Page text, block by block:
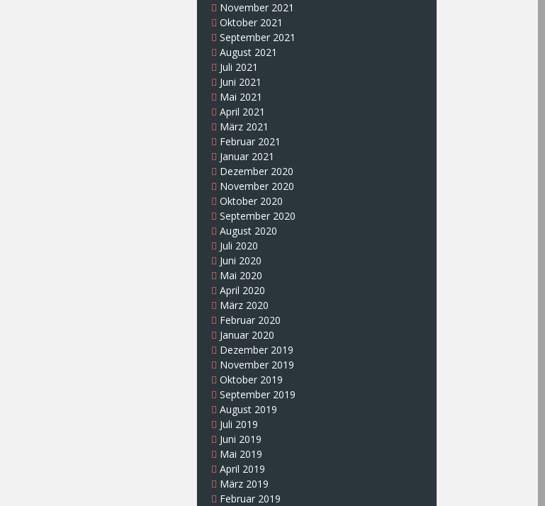
November 2021
Oktober 2021
September 2021
August 2021
Juli 2021
Juni 2021
Mai 2021
April 2021
März 2021
Februar 2021
Januar 2021
Dezember 2020
November 2020
Oktober 2020
September 2020
August 2020
Juli 2020
Juni 2020
Mai 2020
April 2020
März 2020
Februar 2020
Januar 2020
Dezember 2019
November 2019
Oktober 2019
September 2019
August 2019
Juli 2019
Juni 2019
Mai 2019
April 2019
März 2019
Februar 2019